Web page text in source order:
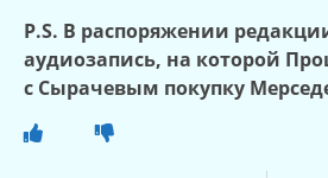
P.S. В распоряжении
аудиозапись, на которой
с Сырачевым покупку